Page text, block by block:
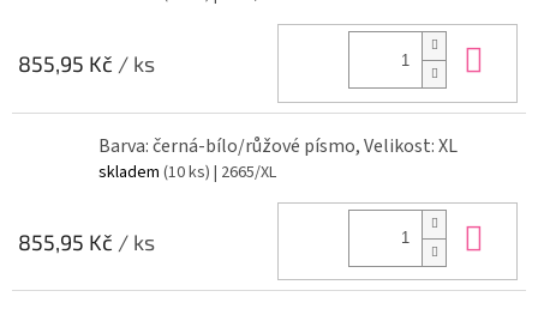
855,95 Kč / ks
Barva: černá-bílo/růžové písmo, Velikost: XL
skladem (10 ks) | 2665/XL
855,95 Kč / ks